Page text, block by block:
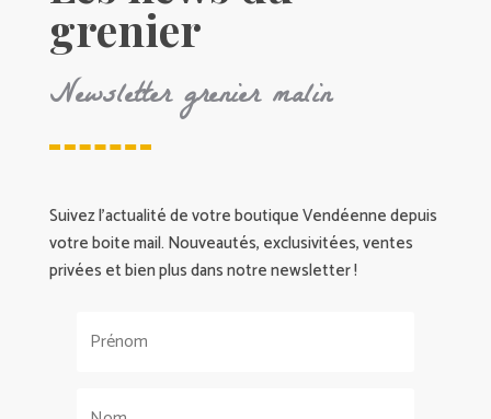
grenier
Newsletter grenier malin
Suivez l’actualité de votre boutique Vendéenne depuis
votre boite mail. Nouveautés, exclusivitées, ventes
privées et bien plus dans notre newsletter !